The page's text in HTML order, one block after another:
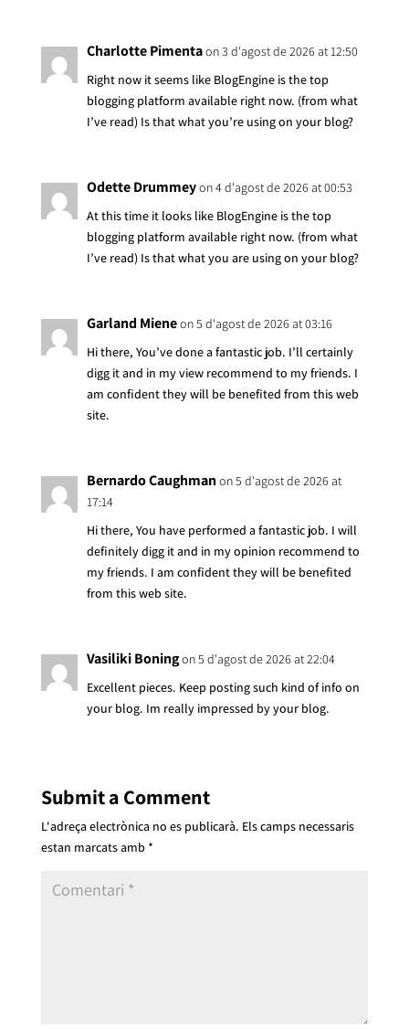
Charlotte Pimentaon 3 d'agost de 2026 at 12:50
Right now it seems like BlogEngine is the top
blogging platform available right now. (from what
I’ve read) Is that what you’re using on your blog?
Odette Drummeyon 4 d'agost de 2026 at 00:53
At this time it looks like BlogEngine is the top
blogging platform available right now. (from what
I’ve read) Is that what you are using on your blog?
Garland Mieneon 5 d'agost de 2026 at 03:16
Hi there, You’ve done a fantastic job. I’ll certainly
digg it and in my view recommend to my friends. I
am confident they will be benefited from this web
site.
Bernardo Caughmanon 5 d'agost de 2026 at
17:14
Hi there, You have performed a fantastic job. I will
definitely digg it and in my opinion recommend to
my friends. I am confident they will be benefited
from this web site.
Vasiliki Boningon 5 d'agost de 2026 at 22:04
Excellent pieces. Keep posting such kind of info on
your blog. Im really impressed by your blog.
Submit a Comment
L'adreça electrònica no es publicarà. Els camps necessaris
estan marcats amb *